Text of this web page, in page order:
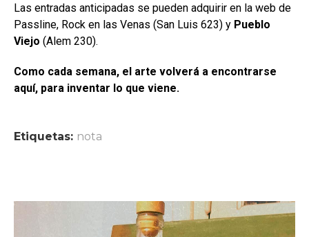
Las entradas anticipadas se pueden adquirir en la web de
Passline, Rock en las Venas (San Luis 623) y Pueblo
Viejo (Alem 230).
Como cada semana, el arte volverá a encontrarse
aquí, para inventar lo que viene.
Etiquetas: nota